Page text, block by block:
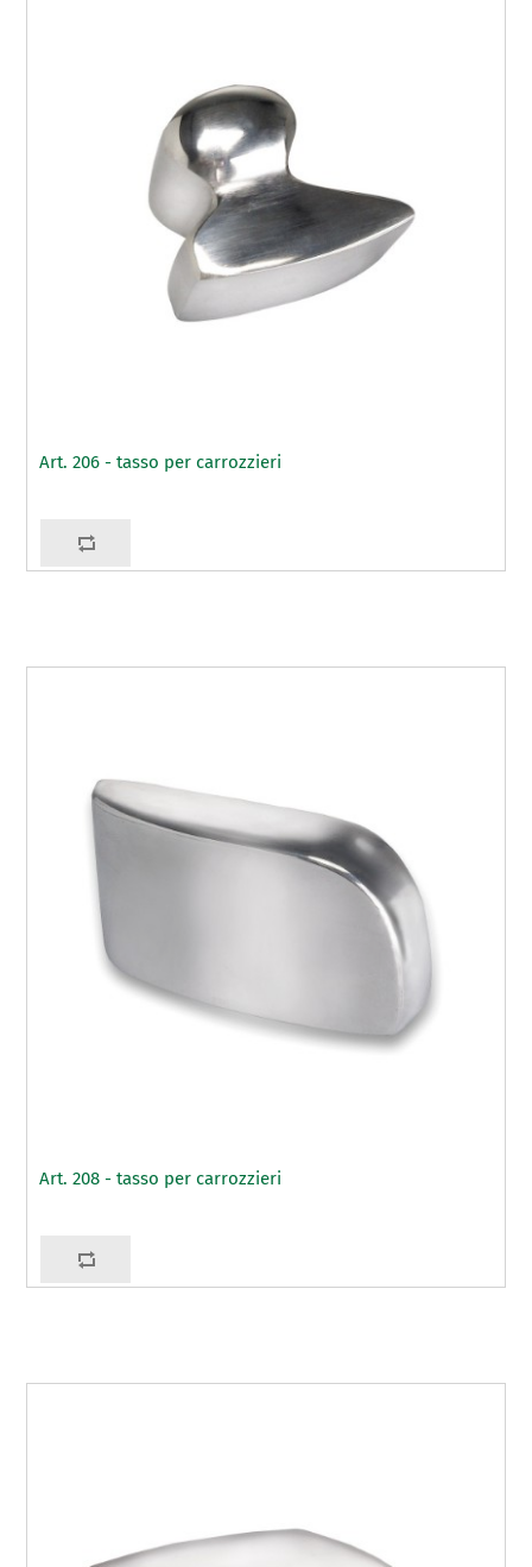
Art. 206 - tasso per carrozzieri
Art. 208 - tasso per carrozzieri